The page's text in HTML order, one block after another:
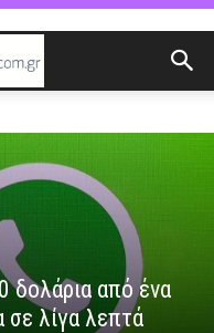
δολάρια από ένα
σε λίγα λεπτά